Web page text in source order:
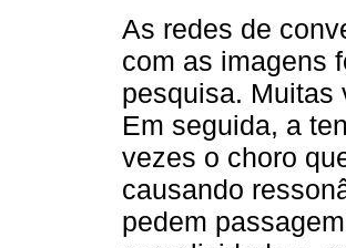
As redes de
com as imagens
pesquisa. Muitas
Em seguida, a
vezes o choro
causando
pedem